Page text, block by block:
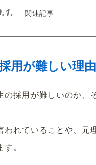
関連記事
用が難しい理由
の採用が難しいのか、
われていることや、元
。